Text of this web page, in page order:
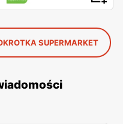
SUPERMARKET